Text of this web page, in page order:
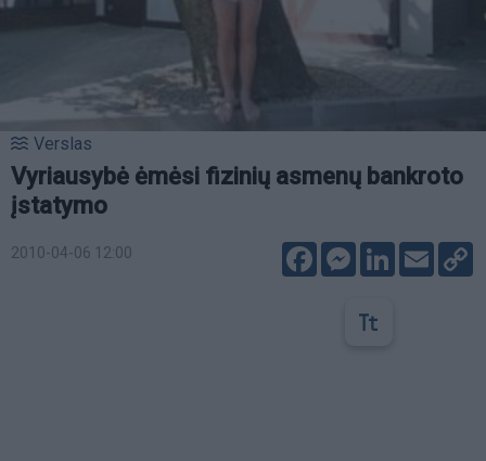
Verslas
Vyriausybė ėmėsi fizinių asmenų bankroto
įstatymo
2010-04-06 12:00 FacebookMessenger
LinkedIn
Email